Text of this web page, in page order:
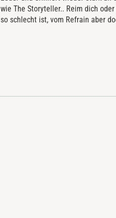
wie The Storyteller.. Reim dich
so schlecht ist, vom Refrain aber